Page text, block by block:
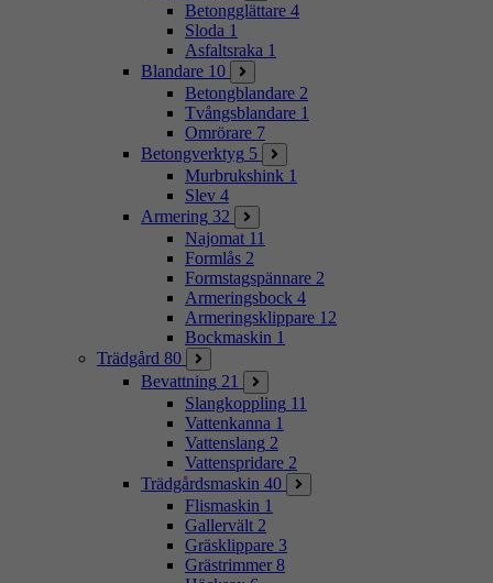
Betongglättare 4
Sloda 1
Asfaltsraka 1
Blandare 10
Betongblandare 2
Tvångsblandare 1
Omrörare 7
Betongverktyg 5
Murbrukshink 1
Slev 4
Armering 32
Najomat 11
Formlås 2
Formstagspännare 2
Armeringsbock 4
Armeringsklippare 12
Bockmaskin 1
Trädgård 80
Bevattning 21
Slangkoppling 11
Vattenkanna 1
Vattenslang 2
Vattenspridare 2
Trädgårdsmaskin 40
Flismaskin 1
Gallervält 2
Gräsklippare 3
Grästrimmer 8